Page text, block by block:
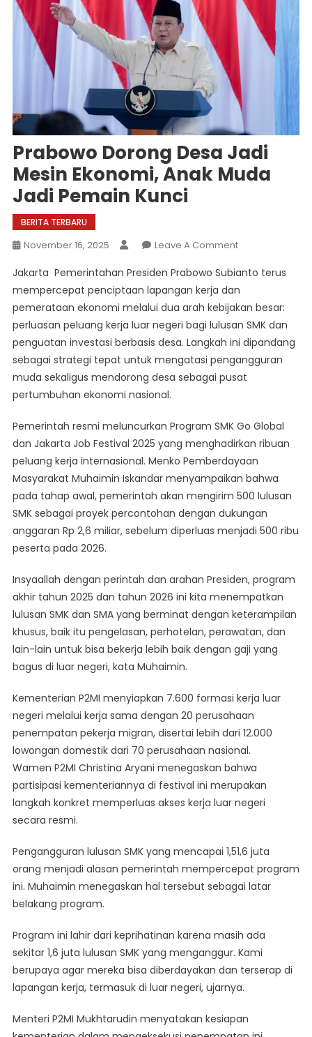
Prabowo Dorong Desa Jadi
Mesin Ekonomi, Anak Muda
Jadi Pemain Kunci
BERITA TERBARU
November 16, 2025 Leave A CommentOn
Dorong
Desa
Jadi
Mesin
Ekonomi,
Anak
Muda
Kunci
Jakarta  Pemerintahan Presiden Prabowo Subianto terus
mempercepat penciptaan lapangan kerja dan
pemerataan ekonomi melalui dua arah kebijakan besar:
perluasan peluang kerja luar negeri bagi lulusan SMK dan
penguatan investasi berbasis desa. Langkah ini dipandang
sebagai strategi tepat untuk mengatasi pengangguran
muda sekaligus mendorong desa sebagai pusat
pertumbuhan ekonomi nasional.
Pemerintah resmi meluncurkan Program SMK Go Global
dan Jakarta Job Festival 2025 yang menghadirkan ribuan
peluang kerja internasional. Menko Pemberdayaan
Masyarakat Muhaimin Iskandar menyampaikan bahwa
pada tahap awal, pemerintah akan mengirim 500 lulusan
SMK sebagai proyek percontohan dengan dukungan
anggaran Rp 2,6 miliar, sebelum diperluas menjadi 500 ribu
peserta pada 2026.
Insyaallah dengan perintah dan arahan Presiden, program
akhir tahun 2025 dan tahun 2026 ini kita menempatkan
lulusan SMK dan SMA yang berminat dengan keterampilan
khusus, baik itu pengelasan, perhotelan, perawatan, dan
lain-lain untuk bisa bekerja lebih baik dengan gaji yang
bagus di luar negeri, kata Muhaimin.
Kementerian P2MI menyiapkan 7.600 formasi kerja luar
negeri melalui kerja sama dengan 20 perusahaan
penempatan pekerja migran, disertai lebih dari 12.000
lowongan domestik dari 70 perusahaan nasional.
Wamen P2MI Christina Aryani menegaskan bahwa
partisipasi kementeriannya di festival ini merupakan
langkah konkret memperluas akses kerja luar negeri
secara resmi.
Pengangguran lulusan SMK yang mencapai 1,51,6 juta
orang menjadi alasan pemerintah mempercepat program
ini. Muhaimin menegaskan hal tersebut sebagai latar
belakang program.
Program ini lahir dari keprihatinan karena masih ada
sekitar 1,6 juta lulusan SMK yang menganggur. Kami
berupaya agar mereka bisa diberdayakan dan terserap di
lapangan kerja, termasuk di luar negeri, ujarnya.
Menteri P2MI Mukhtarudin menyatakan kesiapan